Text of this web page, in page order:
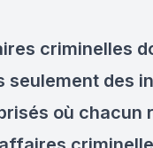
criminelles
seulement des
où chacun